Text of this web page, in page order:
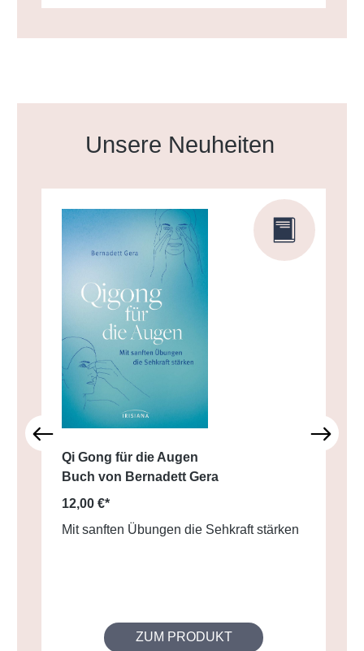
Produktgalerie überspringen
Unsere Neuheiten
Qi Gong für die Augen
Buch von Bernadett Gera
12,00 €*
Mit sanften Übungen die Sehkraft stärken
ZUM PRODUKT